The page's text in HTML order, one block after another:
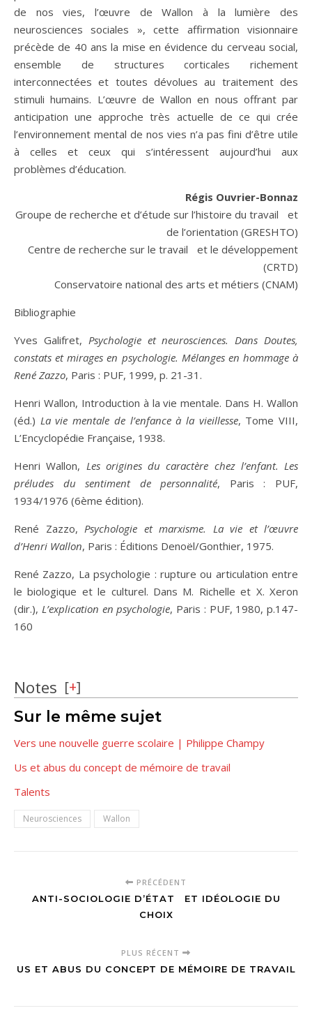
de nos vies, l’œuvre de Wallon à la lumière des
neurosciences sociales », cette affirmation visionnaire
précède de 40 ans la mise en évidence du cerveau social,
ensemble de structures corticales richement
interconnectées et toutes dévolues au traitement des
stimuli humains. L’œuvre de Wallon en nous offrant par
anticipation une approche très actuelle de ce qui crée
l’environnement mental de nos vies n’a pas fini d’être utile
à celles et ceux qui s’intéressent aujourd’hui aux
problèmes d’éducation.
Régis Ouvrier-Bonnaz
Groupe de recherche et d’étude sur l’histoire du travail et
de l’orientation (GRESHTO)
Centre de recherche sur le travail et le développement
(CRTD)
Conservatoire national des arts et métiers (CNAM)
Bibliographie
Yves Galifret, Psychologie et neurosciences. Dans Doutes,
constats et mirages en psychologie. Mélanges en hommage à
René Zazzo, Paris : PUF, 1999, p. 21-31.
Henri Wallon, Introduction à la vie mentale. Dans H. Wallon
(éd.) La vie mentale de l’enfance à la vieillesse, Tome VIII,
L’Encyclopédie Française, 1938.
Henri Wallon, Les origines du caractère chez l’enfant. Les
préludes du sentiment de personnalité, Paris : PUF,
1934/1976 (6ème édition).
René Zazzo, Psychologie et marxisme. La vie et l’œuvre
d’Henri Wallon, Paris : Éditions Denoël/Gonthier, 1975.
René Zazzo, La psychologie : rupture ou articulation entre
le biologique et le culturel. Dans M. Richelle et X. Xeron
(dir.), L’explication en psychologie, Paris : PUF, 1980, p.147-
160
Notes [+]
Sur le même sujet
Vers une nouvelle guerre scolaire | Philippe Champy
Us et abus du concept de mémoire de travail
Talents
Neurosciences Wallon
PRÉCÉDENT
ANTI-SOCIOLOGIE D’ÉTAT ET IDÉOLOGIE DU
CHOIX
PLUS RÉCENT
US ET ABUS DU CONCEPT DE MÉMOIRE DE TRAVAIL